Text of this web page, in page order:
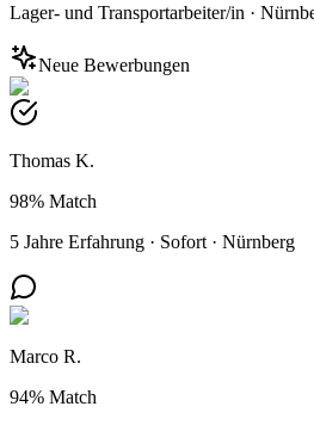
Lager- und Transportarbeiter/in ·
Neue Bewerbungen
Thomas K.
98% Match
5 Jahre Erfahrung · Sofort · Nürnberg
Marco R.
94% Match